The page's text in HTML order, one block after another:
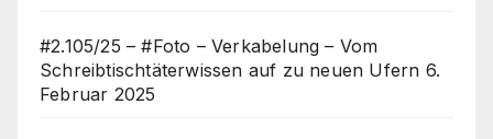
#2.105/25 – #Foto – Verkabelung – Vom
Schreibtischtäterwissen auf zu neuen Ufern 6.
Februar 2025